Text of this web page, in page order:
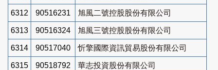
6312 90516231 旭風二號控股股份有限公司
6313 90516324 旭風三號控股股份有限公司
6314 90517040 忻擎國際資訊貿易股份有限公司
6315 90518792 華志投資股份有限公司